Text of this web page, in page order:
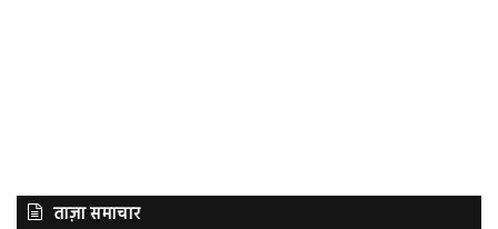
ताज़ा समाचार